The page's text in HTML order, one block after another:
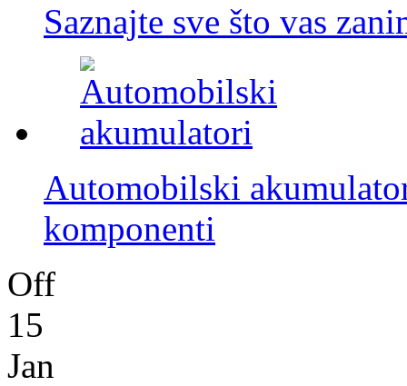
Saznajte sve što vas
Automobilski
komponenti
Off
15
Jan